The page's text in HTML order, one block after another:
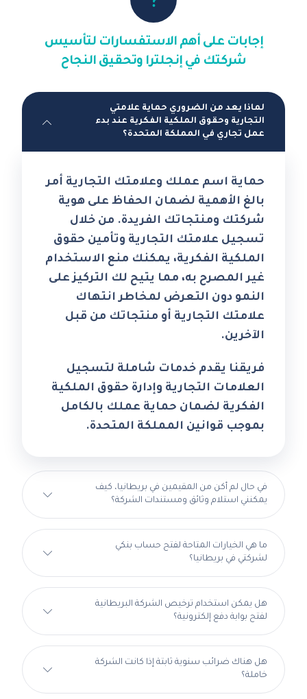
إجابات على أهم الاستفسارات لتأسيس
شركتك في إنجلترا وتحقيق النجاح
لماذا يعد من الضروري حماية علامتي
التجارية وحقوق الملكية الفكرية عند بدء
عمل تجاري في المملكة المتحدة؟
حماية اسم عملك وعلامتك التجارية أمر
بالغ الأهمية لضمان الحفاظ على هوية
شركتك ومنتجاتك الفريدة. من خلال
تسجيل علامتك التجارية وتأمين حقوق
الملكية الفكرية، يمكنك منع الاستخدام
غير المصرح به، مما يتيح لك التركيز على
النمو دون التعرض لمخاطر انتهاك
علامتك التجارية أو منتجاتك من قبل
الآخرين.
فريقنا يقدم خدمات شاملة لتسجيل
العلامات التجارية وإدارة حقوق الملكية
الفكرية لضمان حماية عملك بالكامل
بموجب قوانين المملكة المتحدة.
في حال لم أكن من المقيمين في بريطانيا، كيف
يمكنني استلام وثائق ومستندات الشركة؟
ما هي الخيارات المتاحة لفتح حساب بنكي
لشركتي في بريطانيا؟
هل يمكن استخدام ترخيص الشركة البريطانية
لفتح بوابة دفع إلكترونية؟
هل هناك ضرائب سنوية ثابتة إذا كانت الشركة
خاملة؟